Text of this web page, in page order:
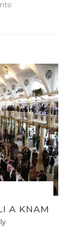
A KNAM